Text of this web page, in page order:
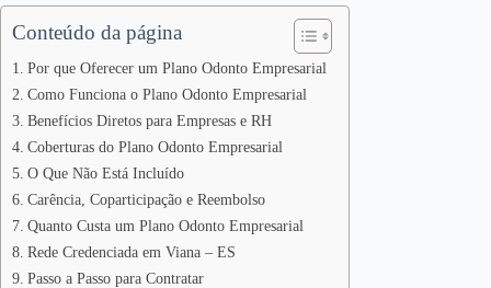
Conteúdo da página
Por que Oferecer um Plano Odonto Empresarial
Como Funciona o Plano Odonto Empresarial
Benefícios Diretos para Empresas e RH
Coberturas do Plano Odonto Empresarial
O Que Não Está Incluído
Carência, Coparticipação e Reembolso
Quanto Custa um Plano Odonto Empresarial
Rede Credenciada em Viana – ES
Passo a Passo para Contratar